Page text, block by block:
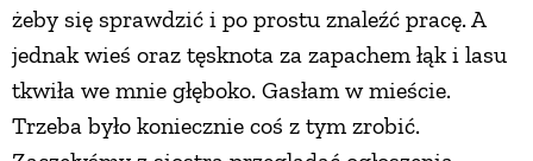
żeby się sprawdzić i po prostu znaleźć pracę. A
jednak wieś oraz tęsknota za zapachem łąk i lasu
tkwiła we mnie głęboko. Gasłam w mieście.
Trzeba było koniecznie coś z tym zrobić.